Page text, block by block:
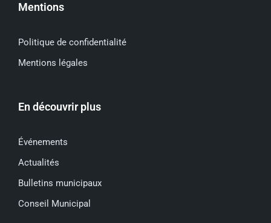
Mentions
Politique de confidentialité
Mentions légales
En découvrir plus
Événements
Actualités
Bulletins municipaux
Conseil Municipal